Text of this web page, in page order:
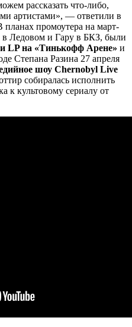
рассказать что-либо,
артистами», — ответили в
планах промоутера на март-
в Ледовом и Гару в БКЗ, были
LP на «Тинькофф Арене» и
Степана Разина 27 апреля
шоу Chernobyl Live
собиралась исполнить
к культовому сериалу от